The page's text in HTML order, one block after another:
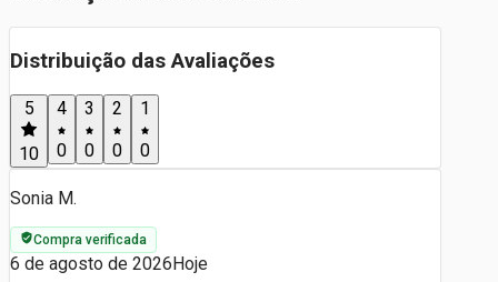
Distribuição das Avaliações
5
10
4
0
3
0
2
0
1
0
Sonia M.
Compra verificada
6 de agosto de 2026Hoje